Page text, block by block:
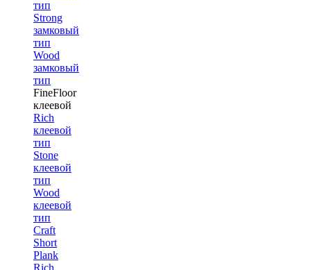
тип
Strong
замковый
тип
Wood
замковый
тип
FineFloor
клеевой
Rich
клеевой
тип
Stone
клеевой
тип
Wood
клеевой
тип
Craft
Short
Plank
Rich